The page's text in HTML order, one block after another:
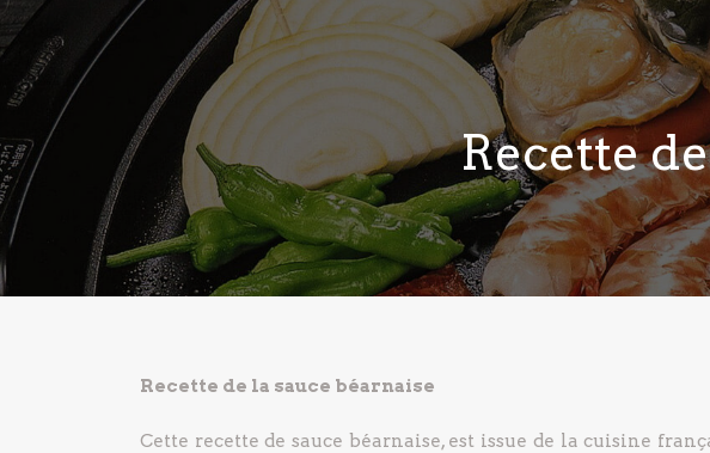
Recette
Recette de la sauce béarnaise
Cette recette de sauce béarnaise, est issue de la cuisine